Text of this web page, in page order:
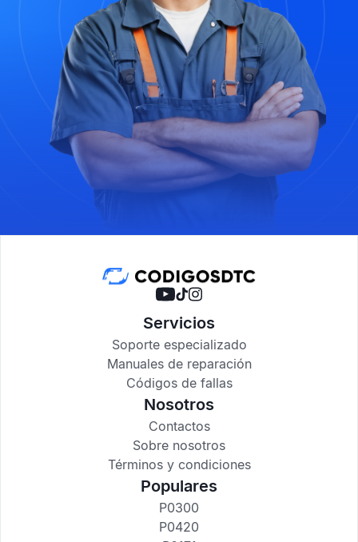
Servicios
Soporte especializado
Manuales de reparación
Códigos de fallas
Nosotros
Contactos
Sobre nosotros
Términos y condiciones
Populares
P0300
P0420